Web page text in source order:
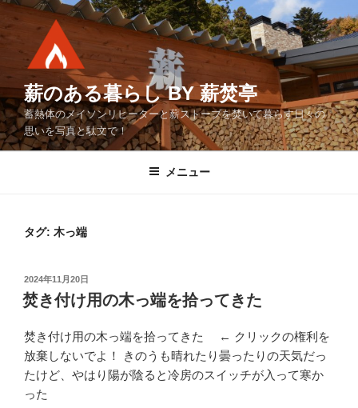
コ
ン
ツ
へ
ス
キ
薪のある暮らし BY 薪焚亭
蓄熱体のメイソンリヒーターと薪ストーブを焚いて暮らす日々の
思いを写真と駄文で！
メニュー
タグ: 木っ端
投
稿
日:
2024年11月20日
焚き付け用の木っ端を拾ってきた
焚き付け用の木っ端を拾ってきた ← クリックの権利を
放棄しないでよ！ きのうも晴れたり曇ったりの天気だっ
たけど、やはり陽が陰ると冷房のスイッチが入って寒か
った